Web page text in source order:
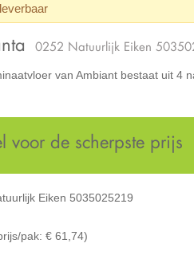
0252 Natuurlijk Eiken
van Ambiant bestaat uit 4
voor de scherpste prijs
Eiken 5035025219
pak: € 61,74)